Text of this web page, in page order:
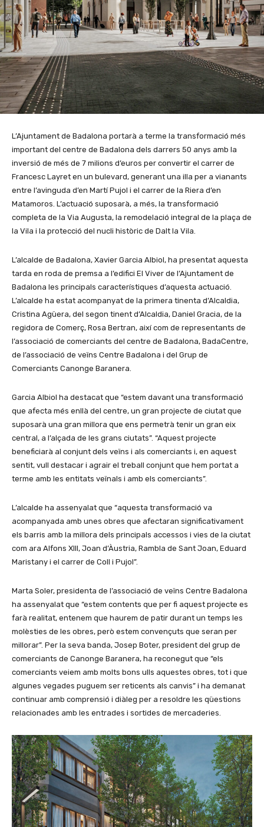
L’Ajuntament de Badalona portarà a terme la transformació més
important del centre de Badalona dels darrers 50 anys amb la
inversió de més de 7 milions d’euros per convertir el carrer de
Francesc Layret en un bulevard, generant una illa per a vianants
entre l’avinguda d’en Martí Pujol i el carrer de la Riera d’en
Matamoros. L’actuació suposarà, a més, la transformació
completa de la Via Augusta, la remodelació integral de la plaça de
la Vila i la protecció del nucli històric de Dalt la Vila.
L’alcalde de Badalona, Xavier Garcia Albiol, ha presentat aquesta
tarda en roda de premsa a l’edifici El Viver de l’Ajuntament de
Badalona les principals característiques d’aquesta actuació.
L’alcalde ha estat acompanyat de la primera tinenta d’Alcaldia,
Cristina Agüera, del segon tinent d’Alcaldia, Daniel Gracia, de la
regidora de Comerç, Rosa Bertran, així com de representants de
l’associació de comerciants del centre de Badalona, BadaCentre,
de l’associació de veïns Centre Badalona i del Grup de
Comerciants Canonge Baranera.
Garcia Albiol ha destacat que “estem davant una transformació
que afecta més enllà del centre, un gran projecte de ciutat que
suposarà una gran millora que ens permetrà tenir un gran eix
central, a l’alçada de les grans ciutats”. “Aquest projecte
beneficiarà al conjunt dels veïns i als comerciants i, en aquest
sentit, vull destacar i agrair el treball conjunt que hem portat a
terme amb les entitats veïnals i amb els comerciants”.
L’alcalde ha assenyalat que “aquesta transformació va
acompanyada amb unes obres que afectaran significativament
els barris amb la millora dels principals accessos i vies de la ciutat
com ara Alfons XIII, Joan d’Àustria, Rambla de Sant Joan, Eduard
Maristany i el carrer de Coll i Pujol”.
Marta Soler, presidenta de l’associació de veïns Centre Badalona
ha assenyalat que “estem contents que per fi aquest projecte es
farà realitat, entenem que haurem de patir durant un temps les
molèsties de les obres, però estem convençuts que seran per
millorar”. Per la seva banda, Josep Boter, president del grup de
comerciants de Canonge Baranera, ha reconegut que “els
comerciants veiem amb molts bons ulls aquestes obres, tot i que
algunes vegades puguem ser reticents als canvis” i ha demanat
continuar amb comprensió i diàleg per a resoldre les qüestions
relacionades amb les entrades i sortides de mercaderies.